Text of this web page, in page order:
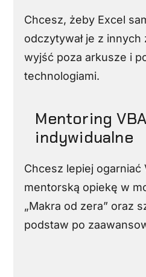
Chcesz, żeby Excel
odczytywał je z innych
wyjść poza arkusze i
technologiami.
Mentoring
indywidualne
Chcesz lepiej ogarniać
mentorską opiekę w
„Makra od zera” oraz
podstaw po